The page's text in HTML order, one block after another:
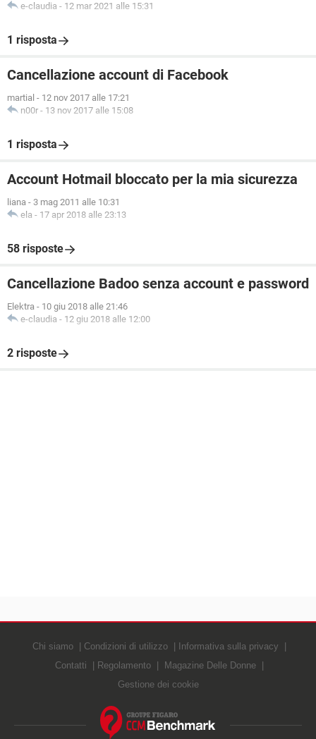
e-claudia - 12 mar 2021 alle 15:31
1 risposta
Cancellazione account di Facebook
martial - 12 nov 2017 alle 17:21
n00r - 13 nov 2017 alle 15:08
1 risposta
Account Hotmail bloccato per la mia sicurezza
liana - 3 mag 2011 alle 10:31
ela - 17 apr 2018 alle 23:13
58 risposte
Cancellazione Badoo senza account e password
Elektra - 10 giu 2018 alle 21:46
e-claudia - 12 giu 2018 alle 12:00
2 risposte
Chi siamo Condizioni di utilizzo
Informativa sulla privacy
Contatti
Regolamento
Magazine Delle Donne
Gestione dei cookie